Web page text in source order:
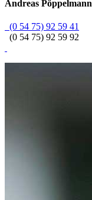
Andreas Pöppelmann
(0 54 75) 92 59 41
(0 54 75) 92 59 92